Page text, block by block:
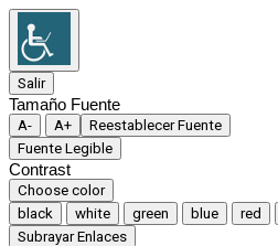
Salir
Tamaño Fuente
A- A+
Reestablecer Fuente
Fuente Legible
Contrast
Choose color
black
white green blue red
Subrayar Enlaces